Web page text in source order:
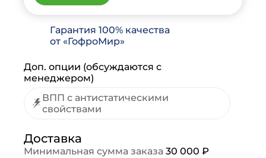
Гарантия 100% качества
от «ГофроМир»
Доп. опции (обсуждаются с
менеджером)
ВПП с антистатическими
свойствами
Доставка
Минимальная сумма заказа 30 000 ₽